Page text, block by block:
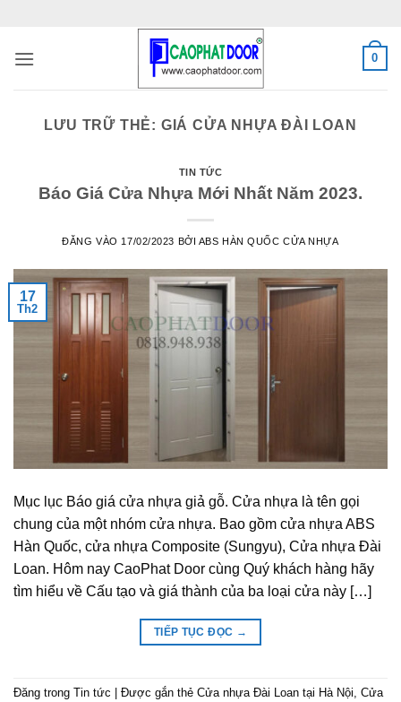
nội
0
LƯU TRỮ THẺ: GIÁ CỬA NHỰA ĐÀI LOAN
TIN TỨC
Báo Giá Cửa Nhựa Mới Nhất Năm 2023.
ĐĂNG VÀO 17/02/2023 BỞI ABS HÀN QUỐC CỬA NHỰA
17
Th2
Mục lục Báo giá cửa nhựa giả gỗ. Cửa nhựa là tên gọi
chung của một nhóm cửa nhựa. Bao gồm cửa nhựa ABS
Hàn Quốc, cửa nhựa Composite (Sungyu), Cửa nhựa Đài
Loan. Hôm nay CaoPhat Door cùng Quý khách hàng hãy
tìm hiểu về Cấu tạo và giá thành của ba loại cửa này […]
TIẾP TỤC ĐỌC →
Đăng trong Tin tức Được gắn thẻ Cửa nhựa Đài Loan tại Hà Nội, Cửa